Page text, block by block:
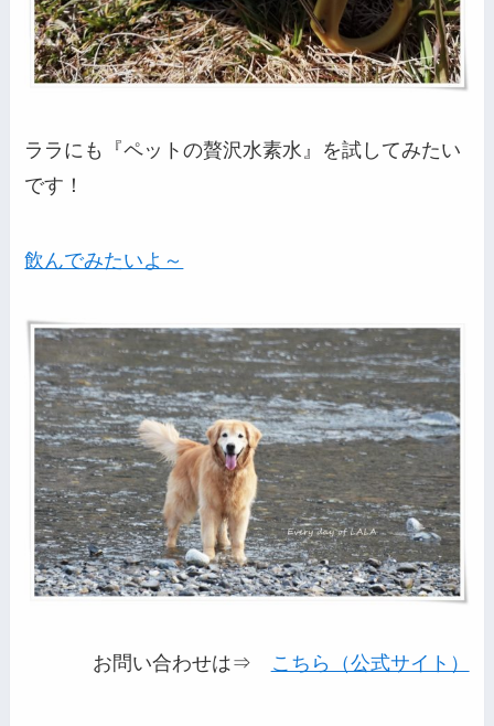
ララにも『ペットの贅沢水素水』を試してみたい
です！
飲んでみたいよ～
お問い合わせは⇒ こちら（公式サイト）